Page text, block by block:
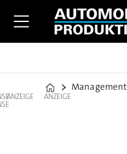
Home
Management
ANZEIGE ANZEIGE